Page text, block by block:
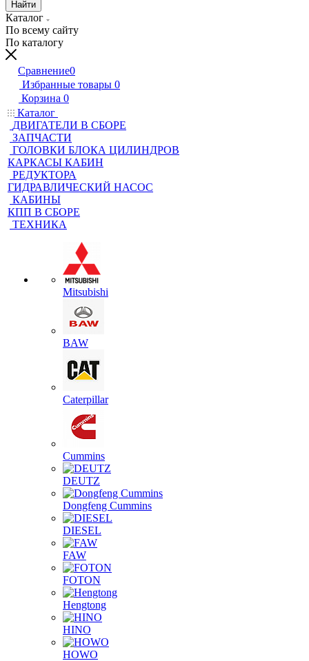
Найти
Каталог
По всему сайту
По каталогу
Сравнение0
Избранные товары 0
Корзина 0
Каталог
ДВИГАТЕЛИ В СБОРЕ
ЗАПЧАСТИ
ГОЛОВКИ БЛОКА ЦИЛИНДРОВ
КАРКАСЫ КАБИН
РЕДУКТОРА
ГИДРАВЛИЧЕСКИЙ НАСОС
КАБИНЫ
КПП В СБОРЕ
ТЕХНИКА
Mitsubishi
BAW
Caterpillar
Cummins
DEUTZ
Dongfeng Cummins
DIESEL
FAW
FOTON
Hengtong
HINO
HOWO